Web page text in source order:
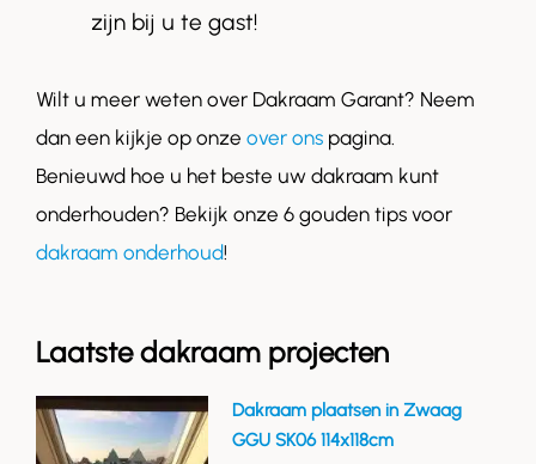
zijn bij u te gast!
Wilt u meer weten over Dakraam Garant? Neem
dan een kijkje op onze over ons pagina.
Benieuwd hoe u het beste uw dakraam kunt
onderhouden? Bekijk onze 6 gouden tips voor
dakraam onderhoud!
Laatste dakraam projecten
Dakraam plaatsen in Zwaag
GGU SK06 114x118cm